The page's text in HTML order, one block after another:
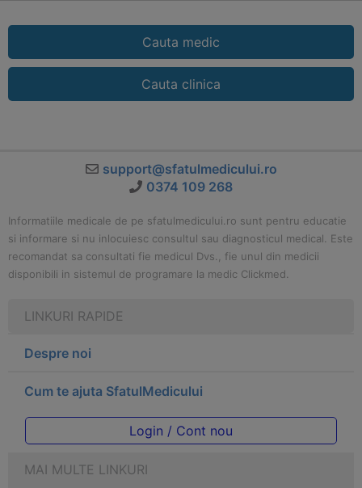
Cauta medic
Cauta clinica
support@sfatulmedicului.ro
0374 109 268
Informatiile medicale de pe sfatulmedicului.ro sunt pentru educatie
si informare si nu inlocuiesc consultul sau diagnosticul medical. Este
recomandat sa consultati fie medicul Dvs., fie unul din medicii
disponibili in sistemul de programare la medic Clickmed.
LINKURI RAPIDE
Despre noi
Cum te ajuta SfatulMedicului
Login / Cont nou
MAI MULTE LINKURI